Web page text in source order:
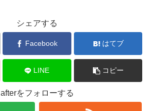
シェアする
Facebook はてブ
LINE コピー
afterをフォローする